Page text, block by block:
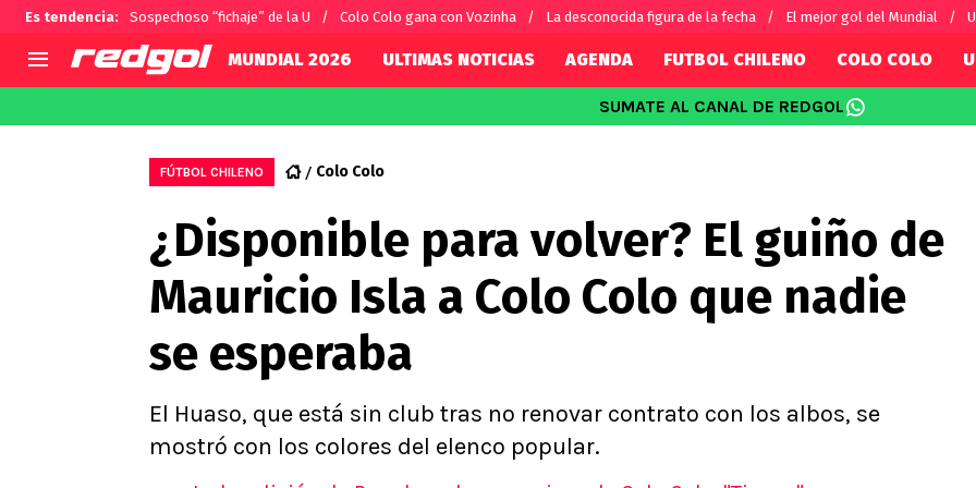
Es tendencia: Sospechoso “fichaje” de la U Colo Colo gana con Vozinha La desconocida figura de la fecha El mejor gol del Mundial
Selección Chilena
U de Chile
U Católica
Campeonato Nacional
Primera B
Segunda División
Copa Chile
Supercopa Chile
Campeonato Femenino
Alexis Sánchez
Carlos Palacios
Chilenos por el mundo
Fútbol Argentino
Fútbol Brasileño
Conference
Ligue 1
Premier
Serie A
MUNDIAL 2026 ULTIMAS NOTICIAS AGENDA FUTBOL CHILENO COLO COLO
SUMATE AL CANAL DE REDGOL
FÚTBOL CHILENO Colo Colo
¿Disponible para volver? El guiño de
Mauricio Isla a Colo Colo que nadie
se esperaba
El Huaso, que está sin club tras no renovar contrato con los albos, se
mostró con los colores del elenco popular.